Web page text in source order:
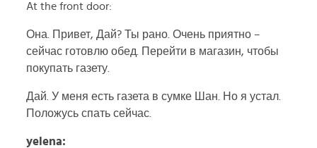
At the front door:
Она. Привет, Дай? Ты рано. Очень приятно –
сейчас готовлю обед. Перейти в магазин, чтобы
покупать газету.
Дай. У меня есть газета в сумке Шан. Но я устал.
Положусь спать сейчас.
yelena: